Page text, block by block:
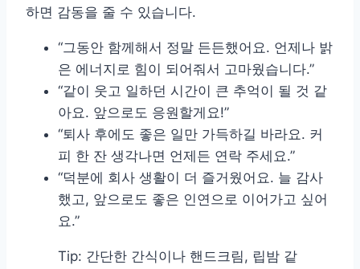
하면 감동을 줄 수 있습니다.
“그동안 함께해서 정말 든든했어요. 언제나 밝
은 에너지로 힘이 되어줘서 고마웠습니다.”
“같이 웃고 일하던 시간이 큰 추억이 될 것 같
아요. 앞으로도 응원할게요!”
“퇴사 후에도 좋은 일만 가득하길 바라요. 커
피 한 잔 생각나면 언제든 연락 주세요.”
“덕분에 회사 생활이 더 즐거웠어요. 늘 감사
했고, 앞으로도 좋은 인연으로 이어가고 싶어
요.”
Tip: 간단한 간식이나 핸드크림, 립밤 같